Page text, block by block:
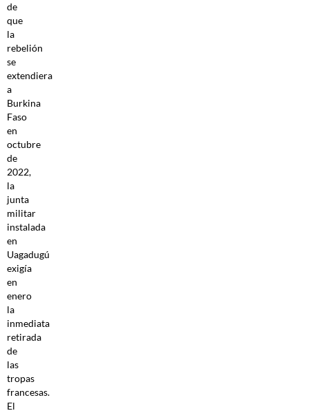
de
que
la
rebelión
se
extendiera
a
Burkina
Faso
en
octubre
de
2022,
la
junta
militar
instalada
en
Uagadugú
exigía
en
enero
la
inmediata
retirada
de
las
tropas
francesas.
El